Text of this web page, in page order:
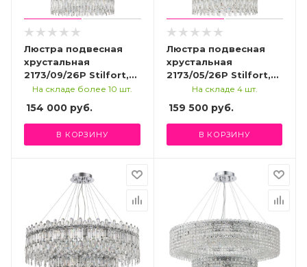
Люстра подвесная
хрустальная
2173/09/26P Stilfort,
серия Santorini
На складе более 10 шт.
154 000 руб.
В КОРЗИНУ
Люстра подвесная
хрустальная
2173/05/26P Stilfort,
серия Santorini
На складе 4 шт.
159 500руб.
В КОРЗИНУ